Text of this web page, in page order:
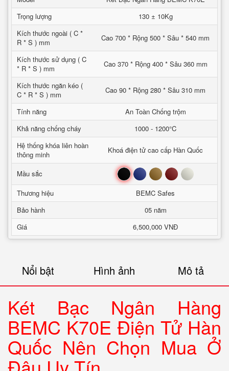
Trọng lượng
130 ± 10Kg
Kích thước ngoài ( C *
R * S ) mm
Cao 700 * Rộng 500 * Sâu * 540 mm
Kích thước sử dụng ( C
* R * S ) mm
Cao 370 * Rộng 400 * Sâu 360 mm
Kích thước ngăn kéo (
C * R * S ) mm
Cao 90 * Rộng 280 * Sâu 310 mm
Tính năng
An Toàn Chống trộm
Khả năng chống cháy
1000 - 1200°C
Hệ thống khóa liên hoàn
thông minh
Khoá điện tử cao cấp Hàn Quốc
Mầu sắc Đen Xanh Nâu Đỏ Trắng
Thương hiệu
BEMC Safes
Bảo hành
05 năm
Giá
6,500,000 VNĐ
Nổi bật Hình ảnh Mô tả
Két Bạc Ngân Hàng
BEMC K70E Điện Tử Hàn
Quốc Nên Chọn Mua Ở